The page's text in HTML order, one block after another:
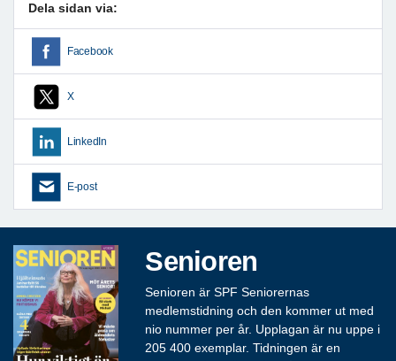
Dela sidan via:
Facebook
X
LinkedIn
E-post
Senioren
Senioren är SPF Seniorernas
medlemstidning och den kommer ut med
nio nummer per år. Upplagan är nu uppe i
205 400 exemplar. Tidningen är en